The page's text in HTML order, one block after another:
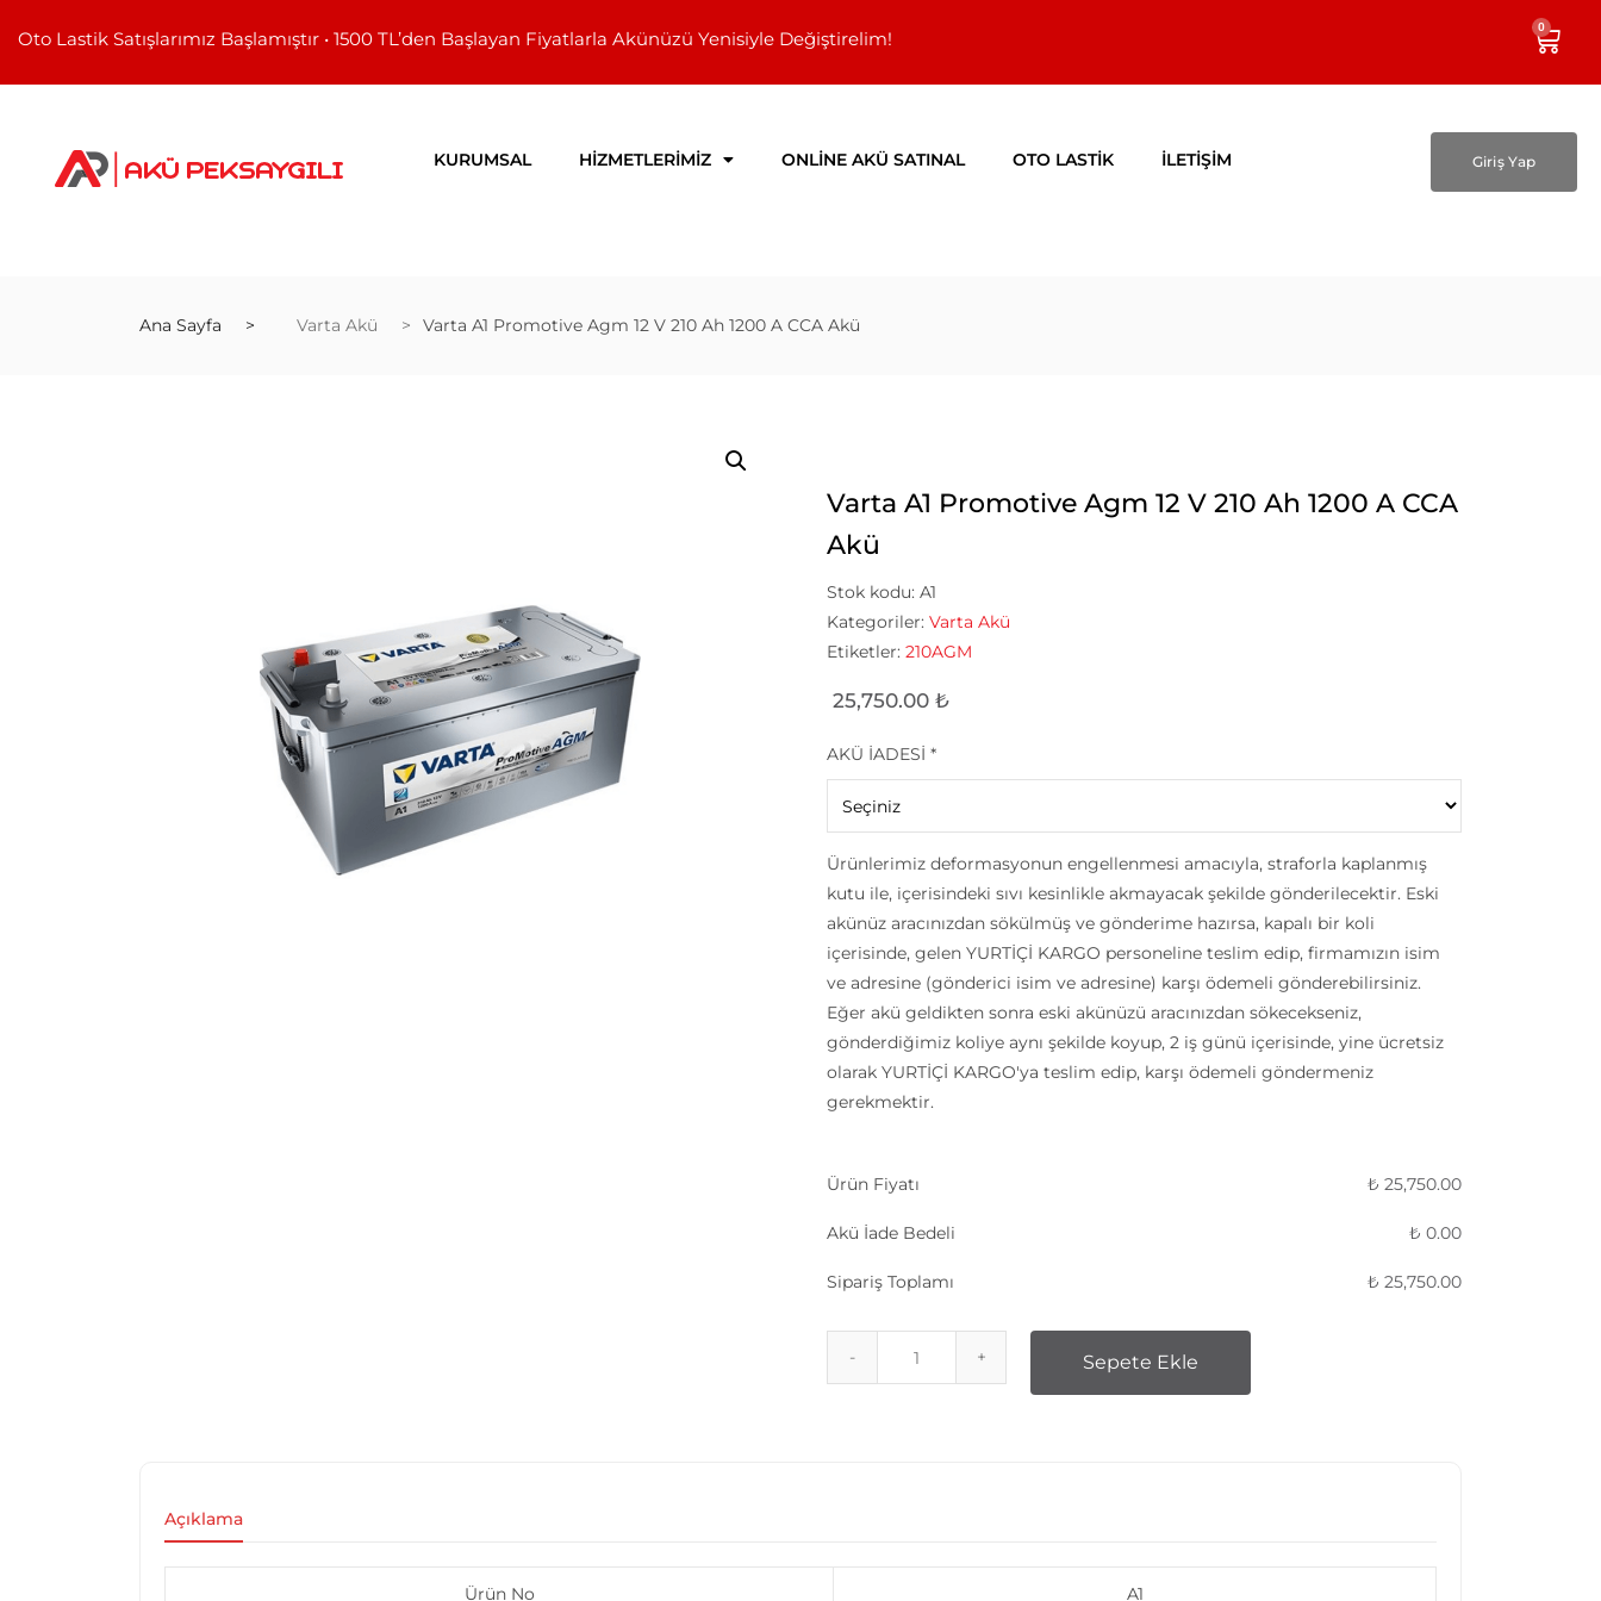
Oto Lastik Satışlarımız Başlamıştır • 1500 TL’den Başlayan Fiyatlarla Akünüzü Yenisiyle Değiştirelim!
0
KURUMSAL HİZMETLERİMİZ ONLİNE AKÜ SATINAL OTO LASTİK İLETİŞİM Giriş Yap
Ana Sayfa Varta Akü Varta A1 Promotive Agm 12 V 210 Ah 1200 A CCA Akü
Varta A1 Promotive Agm 12 V 210 Ah 1200 A CCA
Akü
Stok kodu:A1
Kategoriler:Varta Akü
Etiketler:210AGM
25,750.00₺
AKÜ İADESİ *
Ürünlerimiz deformasyonun engellenmesi amacıyla, straforla kaplanmış
kutu ile, içerisindeki sıvı kesinlikle akmayacak şekilde gönderilecektir. Eski
akünüz aracınızdan sökülmüş ve gönderime hazırsa, kapalı bir koli
içerisinde, gelen YURTİÇİ KARGO personeline teslim edip, firmamızın isim
ve adresine (gönderici isim ve adresine) karşı ödemeli gönderebilirsiniz.
Eğer akü geldikten sonra eski akünüzü aracınızdan sökecekseniz,
gönderdiğimiz koliye aynı şekilde koyup, 2 iş günü içerisinde, yine ücretsiz
olarak YURTİÇİ KARGO'ya teslim edip, karşı ödemeli göndermeniz
gerekmektir.
Ürün Fiyatı 25,750.00
₺
Akü İade Bedeli 0.00
₺
Sipariş Toplamı 25,750.00
₺
Sepete Ekle
Açıklama
Ürün No A1